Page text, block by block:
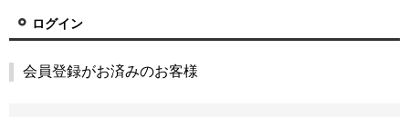
ログイン
会員登録がお済みのお客様